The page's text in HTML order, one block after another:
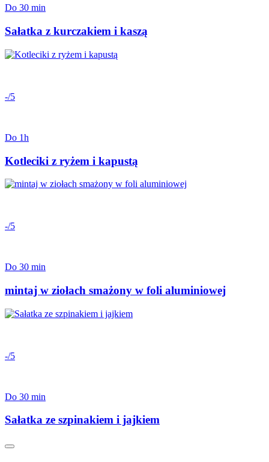
Do 30 min
Sałatka z kurczakiem i kaszą
-/5
Do 1h
Kotleciki z ryżem i kapustą
-/5
Do 30 min
mintaj w ziołach smażony w foli aluminiowej
-/5
Do 30 min
Sałatka ze szpinakiem i jajkiem